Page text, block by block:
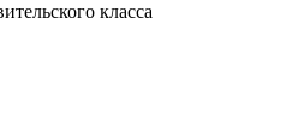
класса